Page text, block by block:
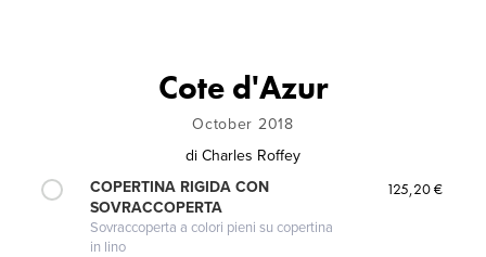
Cote d'Azur
October 2018
di Charles Roffey
COPERTINA RIGIDA CON
SOVRACCOPERTA
Sovraccoperta a colori pieni su copertina
in lino
125,20 €